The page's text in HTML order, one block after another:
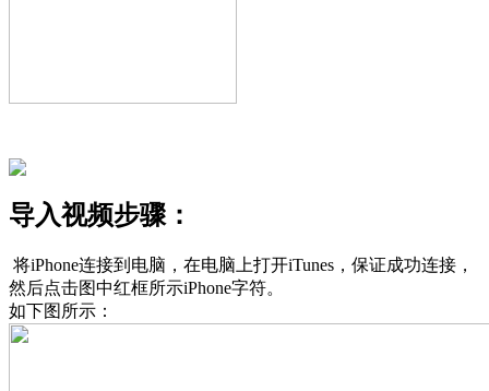
导入视频步骤：
将iPhone连接到电脑，在电脑上打开iTunes，保证成功连接，
然后点击图中红框所示iPhone字符。
如下图所示：